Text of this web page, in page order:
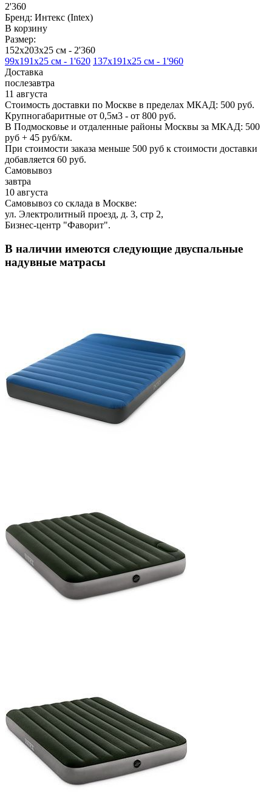
2'360
Бренд: Интекс (Intex)
В корзину
Размер:
152х203х25 см - 2'360
99х191х25 см - 1'620 137х191х25 см - 1'960
Доставка
послезавтра
11 августа
Стоимость доставки по Москве в пределах МКАД: 500 руб.
Крупногабаритные от 0,5м3 - от 800 руб.
В Подмосковье и отдаленные районы Москвы за МКАД: 500
руб + 45 руб/км.
При стоимости заказа меньше 500 руб к стоимости доставки
добавляется 60 руб.
Самовывоз
завтра
10 августа
Самовывоз со склада в Москве:
ул. Электролитный проезд, д. 3, стр 2,
Бизнес-центр "Фаворит".
В наличии имеются следующие двуспальные
надувные матрасы